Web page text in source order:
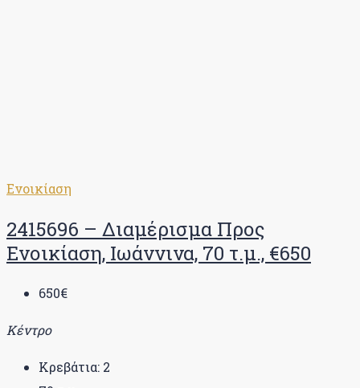
Ενοικίαση
2415696 – Διαμέρισμα Προς
Ενοικίαση, Ιωάννινα, 70 τ.μ., €650
650€
Κέντρο
Κρεβάτια: 2